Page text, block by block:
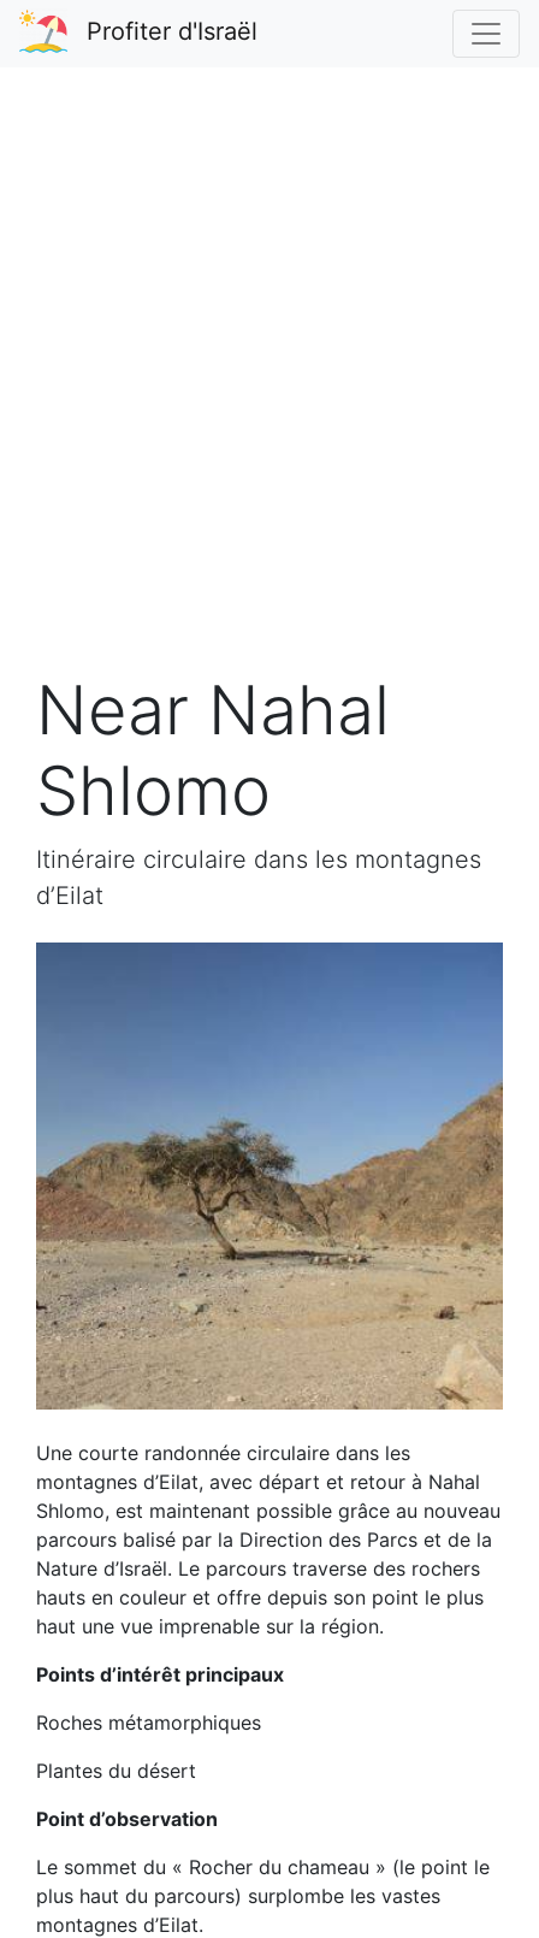
Profiter d'Israël
Near Nahal
Shlomo
Itinéraire circulaire dans les montagnes
d’Eilat
Une courte randonnée circulaire dans les
montagnes d’Eilat, avec départ et retour à Nahal
Shlomo, est maintenant possible grâce au nouveau
parcours balisé par la Direction des Parcs et de la
Nature d’Israël. Le parcours traverse des rochers
hauts en couleur et offre depuis son point le plus
haut une vue imprenable sur la région.
Points d’intérêt principaux
Roches métamorphiques
Plantes du désert
Point d’observation
Le sommet du « Rocher du chameau » (le point le
plus haut du parcours) surplombe les vastes
montagnes d’Eilat.